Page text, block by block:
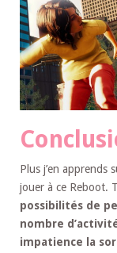
Plus j’en apprends
jouer à ce Reboot.
possibilités de
nombre
impatience la